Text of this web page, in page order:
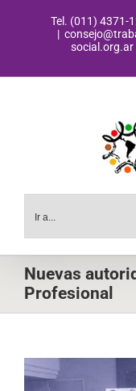
Tel. (011) 4371-
|
social.org.ar
Ir a...
Nuevas
Profesional